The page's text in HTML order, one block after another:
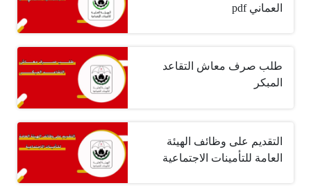
العماني pdf
طلب صرف معاش التقاعد
المبكر
التقديم على وظائف الهيئة
العامة للتأمينات الاجتماعية